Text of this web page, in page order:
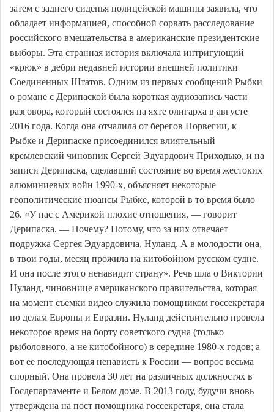
затем с заднего сиденья полицейской машины заявила, что
обладает информацией, способной сорвать расследование
российского вмешательства в американские президентские
выборы. Эта странная история включала интригующий
«крюк» в дебри недавней истории внешней политики
Соединенных Штатов. Одним из первых сообщений Рыбки
о романе с Дерипаской была короткая аудиозапись части
разговора, который состоялся на яхте олигарха в августе
2016 года. Когда она отчалила от берегов Норвегии, к
Рыбке и Дерипаске присоединился влиятельный
кремлевский чиновник Сергей Эдуардович Приходько, и на
записи Дерипаска, сделавший состояние во время жестоких
алюминиевых войн 1990-х, объясняет некоторые
геополитические нюансы Рыбке, которой в то время было
26. «У нас с Америкой плохие отношения, — говорит
Дерипаска. — Почему? Потому, что за них отвечает
подружка Сергея Эдуардовича, Нуланд. А в молодости она,
в твои годы, месяц прожила на китобойном русском судне.
И она после этого ненавидит страну». Речь шла о Виктории
Нуланд, чиновнице американского правительства, которая
на момент съемки видео служила помощником госсекретаря
по делам Европы и Евразии. Нуланд действительно провела
некоторое время на борту советского судна (только
рыболовного, а не китобойного) в середине 1980-х годов; а
вот ее последующая ненависть к России — вопрос весьма
спорный. Она провела 30 лет на различных должностях в
Госдепартаменте и Белом доме. В 2013 году, будучи вновь
утверждена на пост помощника госсекретаря, она стала